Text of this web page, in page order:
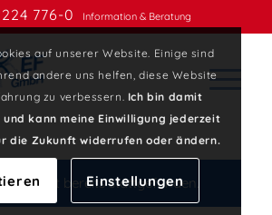
776-0 Information & Beratung
hat bereits stattgefunden.
auf unserer Website. Einige sind
andere uns helfen, diese Website
zu verbessern. Ich bin damit
kann meine Einwilligung jederzeit
die Zukunft widerrufen oder ändern.
Einstellungen